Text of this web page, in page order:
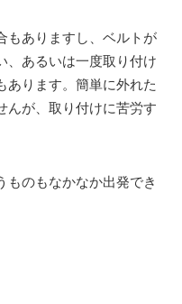
もありますし、ベルトが
、あるいは一度取り付け
あります。簡単に外れた
んが、取り付けに苦労す
ものもなかなか出発でき